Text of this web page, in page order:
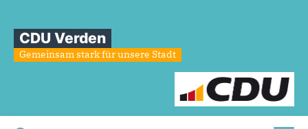
CDU Verden
Gemeinsam stark für unsere Stadt